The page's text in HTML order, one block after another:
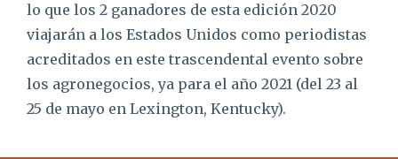
lo que los 2 ganadores de esta edición 2020
viajarán a los Estados Unidos como periodistas
acreditados en este trascendental evento sobre
los agronegocios, ya para el año 2021 (del 23 al
25 de mayo en Lexington, Kentucky).